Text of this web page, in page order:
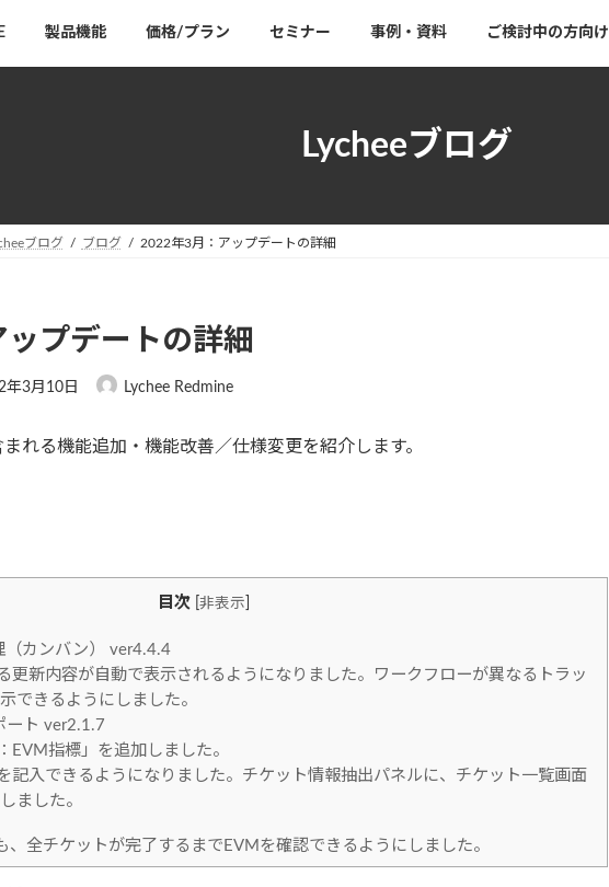
製品機能 価格/プラン セミナー 事例・資料 ご検討中の方向け
Lycheeブログ
ブログ ブログ 2022年3月：アップデートの詳細
プデートの詳細
年3月10日 Lychee Redmine
れる機能追加・機能改善／仕様変更を紹介します。
目次 非表示
（カンバン） ver4.4.4
更新内容が自動で表示されるようになりました。ワークフローが異なるトラッ
できるようにしました。
ート ver2.1.7
EVM指標」を追加しました。
記入できるようになりました。チケット情報抽出パネルに、チケット一覧画面
ました。
、全チケットが完了するまでEVMを確認できるようにしました。